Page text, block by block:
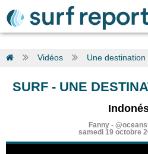
Vidéos Une destination
SURF- UNE
Fanny -
samedi 19 octobre